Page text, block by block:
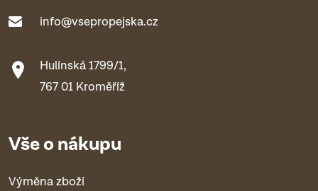
info@vsepropejska.cz
Hulínská 1799/1,
767 01 Kroměříž
Vše o nákupu
Výměna zboží